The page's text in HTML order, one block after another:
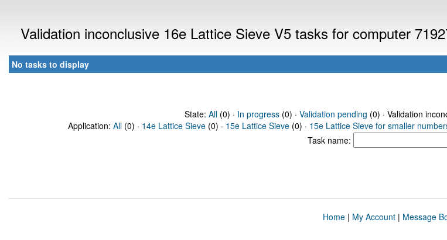
Validation inconclusive 16e Lattice Sieve V5 tasks for computer
No tasks to display
State: All(0) · In progress(0) · Validation pending (0) · Validation
Application: All (0) · 14e Lattice Sieve (0) · 15e Lattice Sieve (0) · 15e Lattice Sieve for smaller
Task name:
Home| My Account| Message